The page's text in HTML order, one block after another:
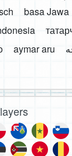
basa Jawa
aymar aru